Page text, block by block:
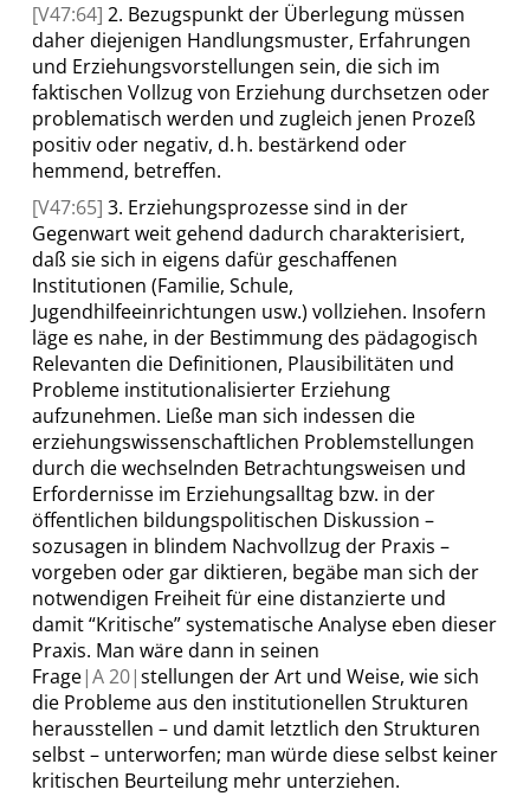
[V47:64] 2. Bezugspunkt der Überlegung müssen
daher diejenigen Handlungsmuster, Erfahrungen
und Erziehungsvorstellungen sein, die sich im
faktischen Vollzug von Erziehung durchsetzen oder
problematisch werden und zugleich jenen Prozeß
positiv oder negativ, d. h. bestärkend oder
hemmend, betreffen.
[V47:65] 3. Erziehungsprozesse sind in der
Gegenwart weit gehend dadurch charakterisiert,
daß sie sich in eigens dafür geschaffenen
Institutionen (Familie, Schule,
Jugendhilfeeinrichtungen usw.) vollziehen. Insofern
läge es nahe, in der Bestimmung des pädagogisch
Relevanten die Definitionen, Plausibilitäten und
Probleme institutionalisierter Erziehung
aufzunehmen. Ließe man sich indessen die
erziehungswissenschaftlichen Problemstellungen
durch die wechselnden Betrachtungsweisen und
Erfordernisse im Erziehungsalltag bzw. in der
öffentlichen bildungspolitischen Diskussion –
sozusagen in blindem Nachvollzug der Praxis –
vorgeben oder gar diktieren, begäbe man sich der
notwendigen Freiheit für eine distanzierte und
damit“Kritische”systematische Analyse eben dieser
Praxis. Man wäre dann in seinen
Frage|A20|stellungen der Art und Weise, wie sich
die Probleme aus den institutionellen Strukturen
herausstellen – und damit letztlich den Strukturen
selbst – unterworfen; man würde diese selbst keiner
kritischen Beurteilung mehr unterziehen.